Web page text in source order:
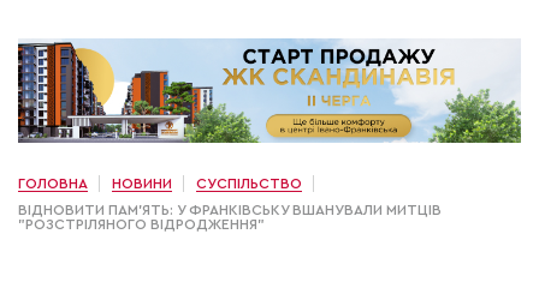
ГОЛОВНА НОВИНИ
СУСПІЛЬСТВО
ВІДНОВИТИ ПАМ'ЯТЬ: У ФРАНКІВСЬКУ ВШАНУВАЛИ МИТЦІВ
"РОЗСТРІЛЯНОГО ВІДРОДЖЕННЯ"